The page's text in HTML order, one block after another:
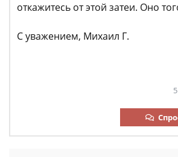
откажитесь от этой затеи. Оно
С уважением, Михаил Г.